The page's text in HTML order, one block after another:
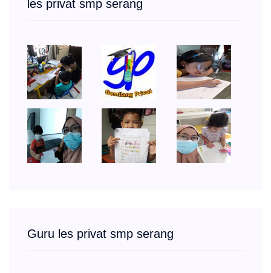
les privat smp serang
Guru les privat smp serang